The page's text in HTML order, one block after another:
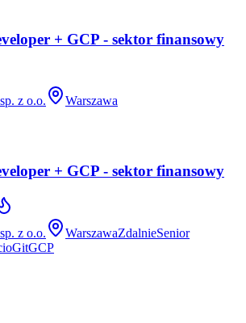
+ GCP - sektor finansowy
z o.o.
Warszawa
+ GCP - sektor finansowy
z o.o.
WarszawaZdalnieSenior
GitGCP